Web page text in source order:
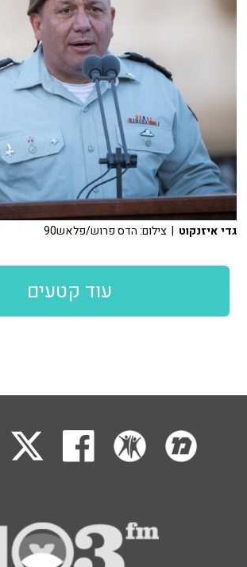
גדי איזנקוט | צילום: הדס פרוש/פלאש90
עוד קטעים